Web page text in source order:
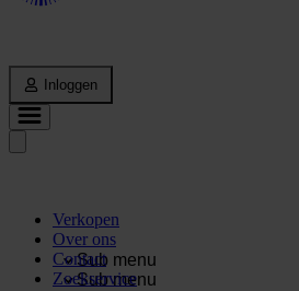
Inloggen
Verkopen
Over ons
Sub menu
Contact
Sub menu
Zoekservice